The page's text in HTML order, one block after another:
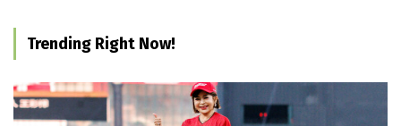
Trending Right Now!